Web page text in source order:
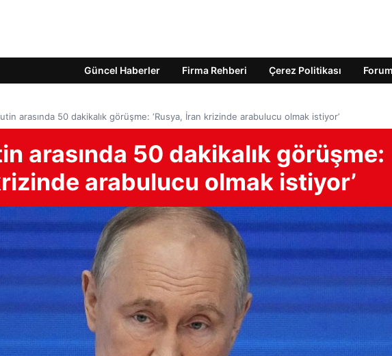
Güncel Haberler Firma Rehberi Çerez Politikası Forum
arasında 50 dakikalık görüşme: ‘Rusya, İran krizinde arabulucu olmak istiyor’
arasında 50 dakikalık görüşme:
arabulucu olmak istiyor’